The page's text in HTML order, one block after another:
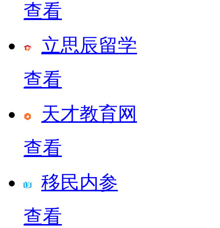
查看
立思辰留学
查看
天才教育网
查看
移民内参
查看